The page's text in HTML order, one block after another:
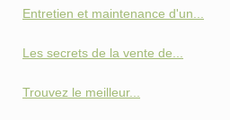
Entretien et maintenance d'un...
Les secrets de la vente de...
Trouvez le meilleur...